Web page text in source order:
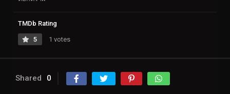
TMDb Rating
5 1 votes
Shared 0